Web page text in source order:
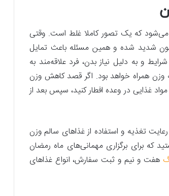
می‌شود که یک تصور کاملا غلط است. وقتی
شدید شده و همین مسئله باعث تمایل
و به دلیل نیاز بدن، فرد علاقه‌مند به
همراه خواهد بود. اگر قصد کاهش وزن
غذایی در وعده افطار کنید، سپس بعد از
رعایت تغذیه و استفاده از غذاهای سالم وزن
که برای برگزاری مهمانی‌های ماه رمضان
هفت و نیم و ثبت سفارش، انواع غذاهای